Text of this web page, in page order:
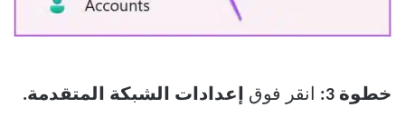
خطوة 3: انقر فوق إعدادات الشبكة المتقدمة.